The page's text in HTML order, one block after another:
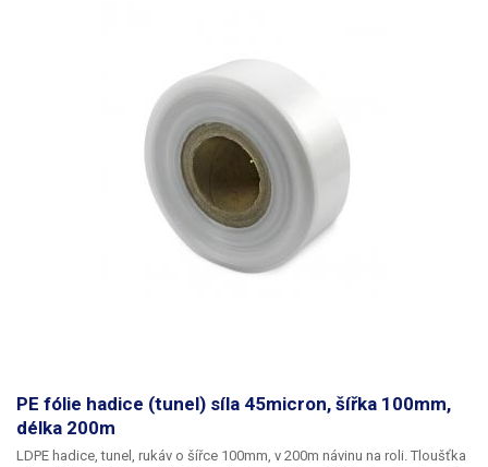
PE fólie hadice (tunel) síla 45micron, šířka 100mm,
délka 200m
LDPE hadice, tunel, rukáv o šířce 100mm, v 200m návinu na roli. Tloušťka